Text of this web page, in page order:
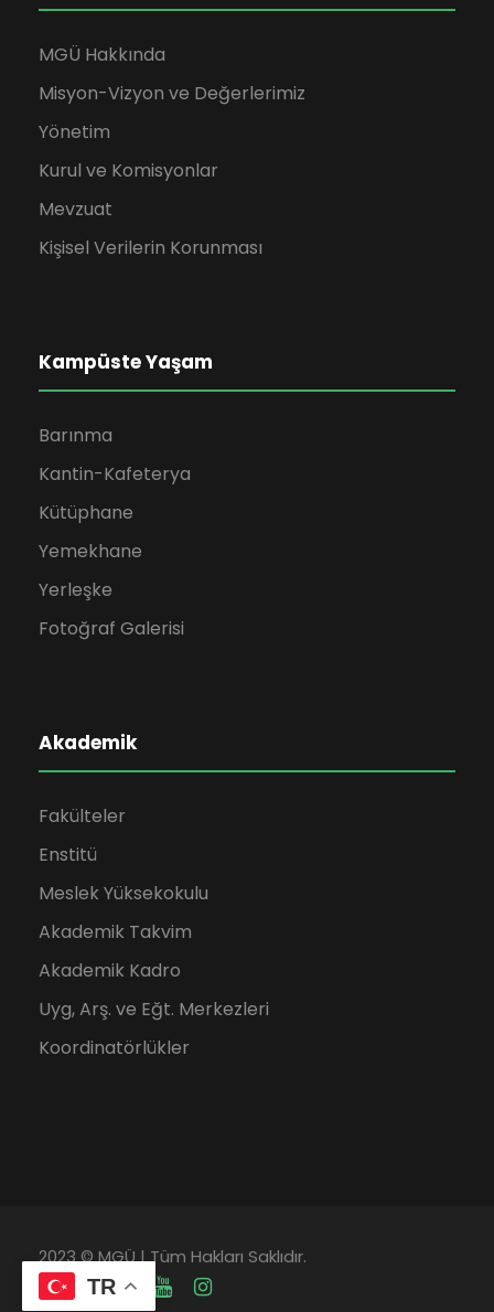
MGÜ Hakkında
Misyon-Vizyon ve Değerlerimiz
Yönetim
Kurul ve Komisyonlar
Mevzuat
Kişisel Verilerin Korunması
Kampüste Yaşam
Barınma
Kantin-Kafeterya
Kütüphane
Yemekhane
Yerleşke
Fotoğraf Galerisi
Akademik
Fakülteler
Enstitü
Meslek Yüksekokulu
Akademik Takvim
Akademik Kadro
Uyg, Arş. ve Eğt. Merkezleri
Koordinatörlükler
2023 © MGÜ | Tüm Hakları Saklıdır.
TR